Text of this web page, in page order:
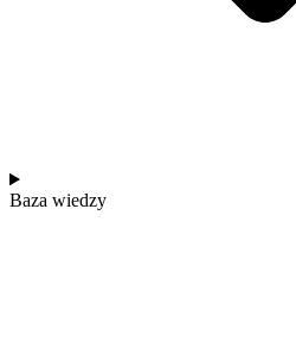
Baza wiedzy